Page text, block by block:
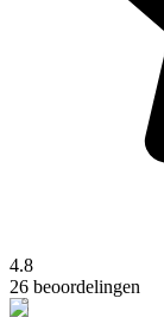
4.8
26 beoordelingen